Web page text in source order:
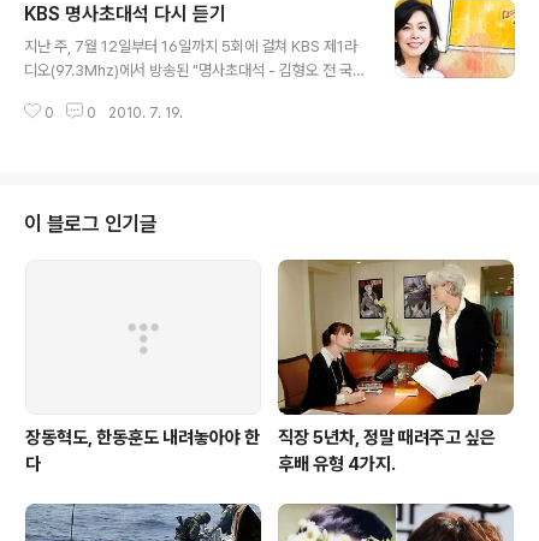
KBS 명사초대석 다시 듣기
지난 주, 7월 12일부터 16일까지 5회에 걸쳐 KBS 제1라
디오(97.3Mhz)에서 방송된 "명사초대석 - 김형오 전 국회
시듣기 서비스는 KBS 홈페이지 로그인이 필요합니다. ☞
정치개혁을 개혁을 위한 방안은? - 한나라당 전당대회를
앞두고 원로로써의 제언 ☞ 제 3회 - 활자를 좋아해 뭐든
지 읽었던 소년 김형오, 신문을 읽으며 자연스럽게 정치와
접함 - 외교학과 졸업후 동아일보 기자와 외교안보연구원,
청와대, 총리실을 거처 1992년 김영삼 전 대통령의 추천
0 0 2010. 7. 19.
이 블로그 인기글
장동혁도, 한동훈도 내려놓아야 한
다
직장 5년차, 정말 때려주고 싶은
후배 유형 4가지.